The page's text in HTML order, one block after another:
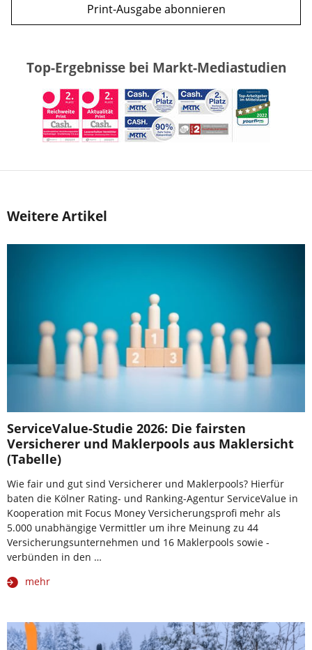
Print-Ausgabe abonnieren
Top-Ergebnisse bei Markt-Mediastudien
Weitere Artikel
ServiceValue-Studie 2026: Die fairsten
Versicherer und Maklerpools aus Maklersicht
(Tabelle)
Wie fair und gut sind Versicherer und Maklerpools? Hierfür
baten die Kölner Rating- und Ranking-Agentur ServiceValue in
Kooperation mit Focus Money Versicherungsprofi mehr als
5.000 unabhängige Vermittler um ihre Meinung zu 44
Versicherungsunternehmen und 16 Maklerpools sowie -
verbünden in den …
mehr